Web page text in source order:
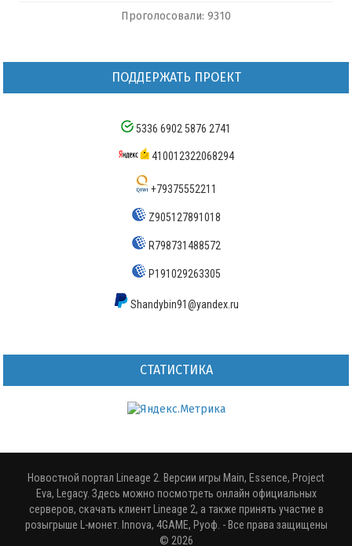
Проголосовали: 9310
ПОДДЕРЖАТЬ ПРОЕКТ
5336 6902 5876 2741
410012322068294
+79375552211
Z905127891018
R798731488572
P191029263305
Shandybin91@yandex.ru
СТАТИСТИКА
Новостной портал Lineage 2. Версии игры Main, Essence, Project
Eva, Legacy. Здесь можно посмотреть онлайн официальных
серверов, скачать клиент Lineage 2, а также принять участие в
розыгрыше L-монет. Innova, 4GAME, Руоф. - Все права защищены
© 2026